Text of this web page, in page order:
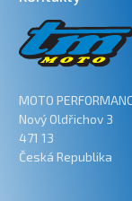
MOTO
Nový Oldřichov 3
471 13
Česká Republika